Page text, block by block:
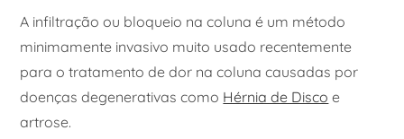
A infiltração ou bloqueio na coluna é um método
minimamente invasivo muito usado recentemente
para o tratamento de dor na coluna causadas por
doenças degenerativas como Hérnia de Disco e
artrose.